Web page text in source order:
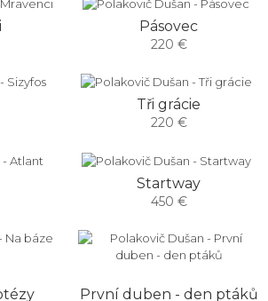
Pásovec
220 €
Tři grácie
220 €
Startway
450 €
První duben - den ptáků